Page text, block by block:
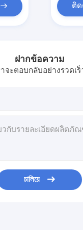
ติ
ฝากข้อความ
าจะตอบกลับอย่างรวดเร็
চালিয়ে